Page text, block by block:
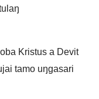
Kristus a Devit
tamo uŋgasari